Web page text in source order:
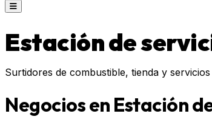
Estación de
Surtidores de combustible, tienda y
Negocios en Estación